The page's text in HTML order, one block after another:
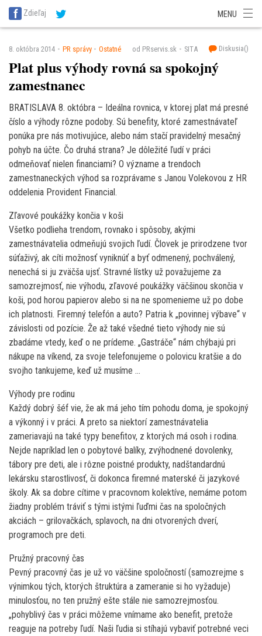
SITA Energetika
SITA Potravinárstvo
Zdieľaj MENU
8. októbra 2014 PR správy Ostatné od PRservis.sk SITA Diskusia()
Plat plus výhody rovná sa spokojný
zamestnanec
BRATISLAVA 8. októbra – Ideálna rovnica, v ktorej plat má presné
číslo a výhody rôzne podoby. Sú benefity, ktoré zamestnávateľ
ponúka pre nás motivujúce, alebo nám stačí pravidelný mesačný
pohyb na účte. Čo druhá strana? Je dôležité ľudí v práci
odmeňovať nielen financiami? O význame a trendoch
zamestnaneckých výhod sa rozprávame s Janou Volekovou z HR
oddelenia Provident Financial.
Zľavové poukážky končia v koši
Všetko podlieha trendom, rovnako i spôsoby, akými
zamestnávatelia odmeňujú svojich ľudí. Človek je prirodzene tvor
súťaživý, ak cíti možnosť vyniknúť a byť odmenený, pochválený,
nenechá si ju zväčša ujsť. Stravné lístky už považujeme za
samozrejmosť, nie výhodu, zľavové poukážky väčšinou skončia v
koši, pod horou papierov alebo si na ne spomenieme už po dobe
ich platnosti. Firemný telefón a auto? Patria k „povinnej výbave“ v
závislosti od pozície. Že až také všedné tieto výhody nie sú
zbadáme vtedy, keď o ne prídeme. „Gastráče“ nám chýbajú pri
nákupe na víkend, za svoje telefonujeme o polovicu kratšie a do
svojho tankujeme, keď už musíme …
Výhody pre rodinu
Každý dobrý šéf vie, že ak má jeho tím pohodu doma, je spokojný
a výkonný i v práci. A preto sa niektorí zamestnávatelia
zameriavajú na také typy benefitov, z ktorých má osoh i rodina.
Nejde napríklad len o pobytové balíky, zvýhodnené dovolenky,
tábory pre deti, ale i rôzne poistné produkty, nadštandardnú
lekársku starostlivosť, či dokonca firemné materské či jazykové
školy. Ak sa dobre cítime v pracovnom kolektíve, nemáme potom
žiadny problém tráviť s tými istými ľuďmi čas na spoločných
akciách – grilovačkách, splavoch, na dni otvorených dverí,
programoch pre deti.
Pružný pracovný čas
Pevný pracovný čas je už vo väčšine spoločností (samozrejme s
výnimkou tých, ktorých štruktúra a zameranie si ho vyžaduje)
minulosťou, no ten pružný ešte stále nie samozrejmosťou.
„pohyblivý čas v práci môžeme vnímame ako benefit, pretože
reaguje na potreby ľudí. Naši ľudia si stíhajú vybaviť potrebné veci